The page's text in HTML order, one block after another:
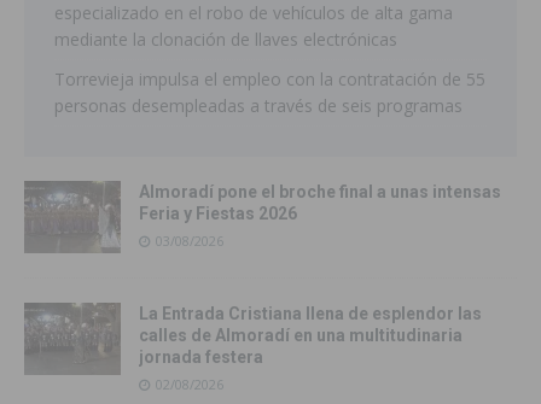
especializado en el robo de vehículos de alta gama
mediante la clonación de llaves electrónicas
Torrevieja impulsa el empleo con la contratación de 55
personas desempleadas a través de seis programas
Almoradí pone el broche final a unas intensas
Feria y Fiestas 2026
03/08/2026
La Entrada Cristiana llena de esplendor las
calles de Almoradí en una multitudinaria
jornada festera
02/08/2026